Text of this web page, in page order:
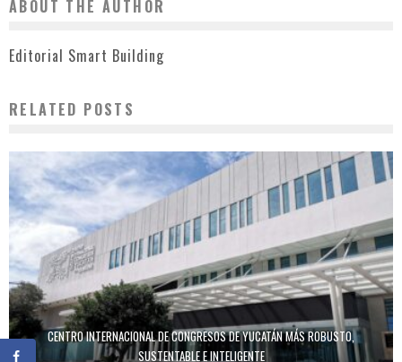
ABOUT THE AUTHOR
Editorial Smart Building
RELATED POSTS
CENTRO INTERNACIONAL DE CONGRESOS DE YUCATÁN MÁS ROBUSTO,
SUSTENTABLE E INTELIGENTE